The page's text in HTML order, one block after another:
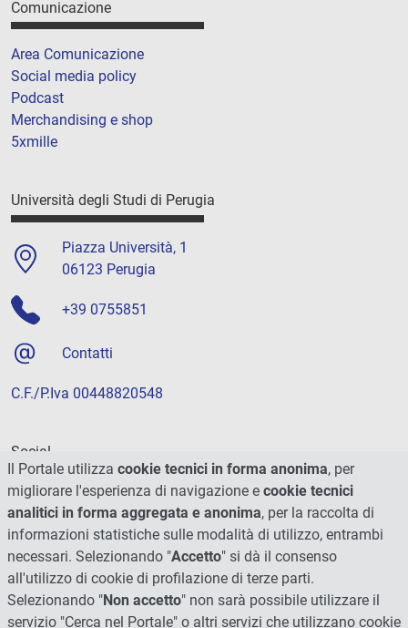
Comunicazione
Area Comunicazione
Social media policy
Podcast
Merchandising e shop
5xmille
Università degli Studi di Perugia
Piazza Università, 1
06123 Perugia
+39 0755851
Contatti
C.F./P.Iva 00448820548
Social
Il Portale utilizza cookie tecnici in forma anonima, per
migliorare l'esperienza di navigazione e cookie tecnici
analitici in forma aggregata e anonima, per la raccolta di
informazioni statistiche sulle modalità di utilizzo, entrambi
necessari. Selezionando "Accetto" si dà il consenso
all'utilizzo di cookie di profilazione di terze parti.
Selezionando "Non accetto" non sarà possibile utilizzare il
servizio "Cerca nel Portale" o altri servizi che utilizzano cookie